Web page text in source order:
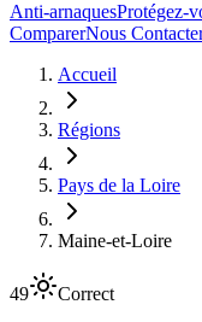
Anti-arnaquesProtégez-
ComparerNous
Accueil
Régions
Pays de la Loire
Maine-et-Loire
49 Correct